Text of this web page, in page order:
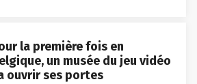
la première fois en
un musée du jeu vidéo
ouvrir ses portes